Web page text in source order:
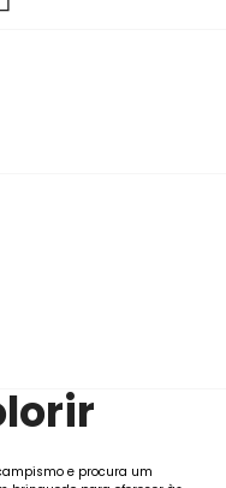
e procura um